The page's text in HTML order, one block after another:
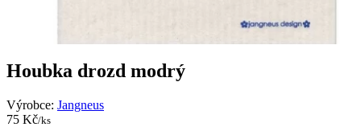
Houbka drozd modrý
Výrobce: Jangneus
75 Kč/ks